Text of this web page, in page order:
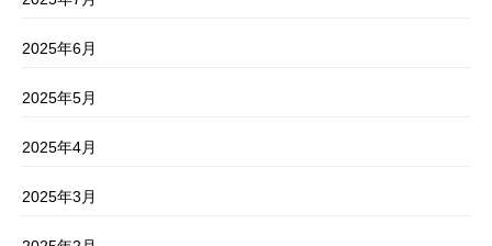
2025年6月
2025年5月
2025年4月
2025年3月